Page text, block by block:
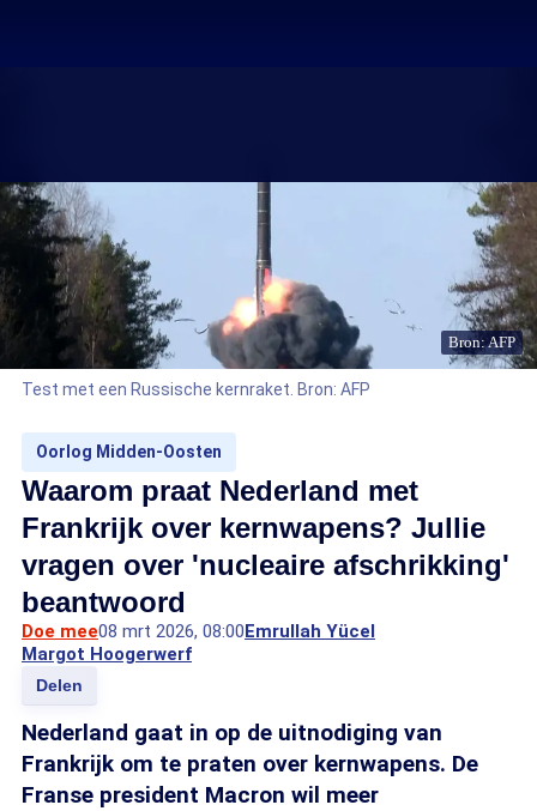
Bron: AFP
Test met een Russische kernraket. Bron: AFP
Oorlog Midden-Oosten
Waarom praat Nederland met
Frankrijk over kernwapens? Jullie
vragen over 'nucleaire afschrikking'
beantwoord
Doe mee08 mrt 2026, 08:00Emrullah Yücel
Margot Hoogerwerf
Delen
Nederland gaat in op de uitnodiging van
Frankrijk om te praten over kernwapens. De
Franse president Macron wil meer